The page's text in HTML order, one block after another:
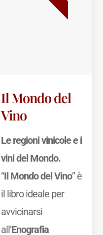
Il Mondo del
Vino
Le regioni vinicole e i
vini del Mondo.
“Il Mondo del Vino” è
il libro ideale per
avvicinarsi
all’Enografia